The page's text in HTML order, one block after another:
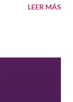
y la política son
LEER MÁS